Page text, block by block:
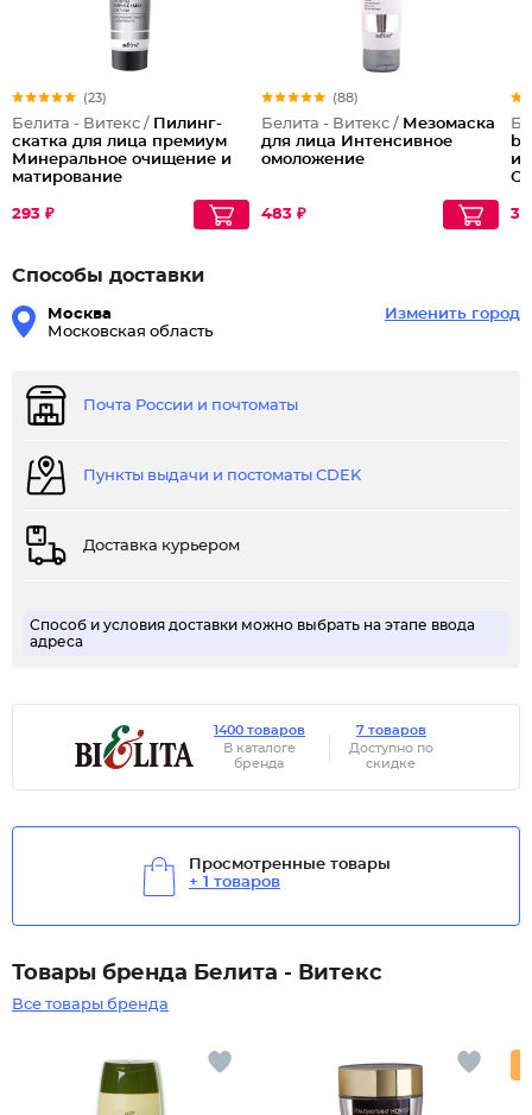
(23)
Белита - Витекс / Пилинг-
скатка для лица премиум
Минеральное очищение и
матирование
293 ₽
(88)
Белита - Витекс / Мезомаска
для лица Интенсивное
омоложение
483 ₽
Способы доставки
Москва
Московская область
Изменить город
Почта России и почтоматы
Пункты выдачи и постоматы CDEK
Доставка курьером
Способ и условия доставки можно выбрать на этапе ввода
адреса
1400 товаров
В каталоге
бренда
7 товаров
Доступно по
скидке
Просмотренные товары
+ 1 товаров
Товары бренда Белита - Витекс
Все товары бренда